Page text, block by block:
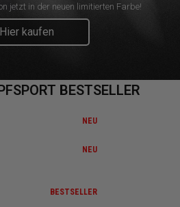
jetzt in der neuen limitierten Farbe!
Hier kaufen
BESTSELLER
NEU
NEU
BESTSELLER